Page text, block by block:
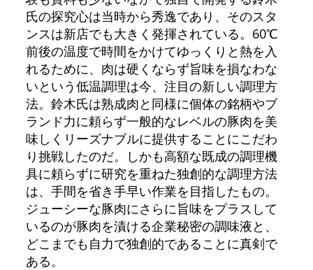
氏の探究心は当時から秀逸であり、そのスタ
ンスは新店でも大きく発揮されている。60℃
前後の温度で時間をかけてゆっくりと熱を入
れるために、肉は硬くならず旨味を損なわな
いという低温調理は今、注目の新しい調理方
法。鈴木氏は熟成肉と同様に個体の銘柄やブ
ランド力に頼らず一般的なレベルの豚肉を美
味しくリーズナブルに提供することにこだわ
り挑戦したのだ。しかも高額な既成の調理機
具に頼らずに研究を重ねた独創的な調理方法
は、手間を省き手早い作業を目指したもの。
ジューシーな豚肉にさらに旨味をプラスして
いるのが豚肉を漬ける企業秘密の調味液と、
どこまでも自力で独創的であることに真剣で
ある。